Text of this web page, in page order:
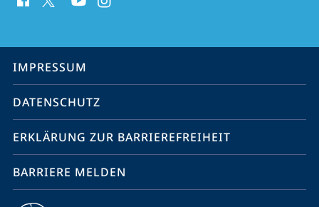
Media
Service-
Navigation
IMPRESSUM
DATENSCHUTZ
ERKLÄRUNG ZUR BARRIEREFREIHEIT
BARRIERE MELDEN